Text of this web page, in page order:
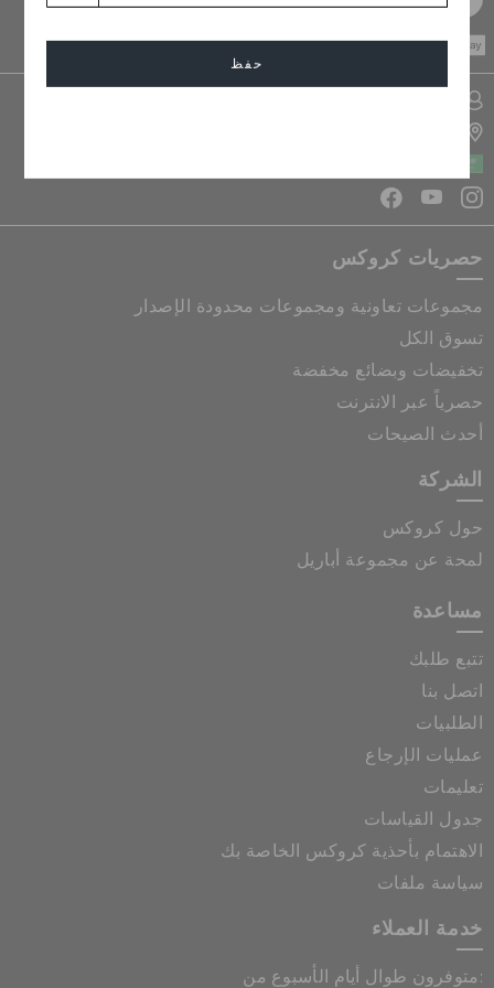
حفظ
CASH ON
حصريات كروكس
مجموعات تعاونية ومجموعات محدودة الإصدار
تسوق الكل
تخفيضات وبضائع مخفضة
حصرياً عبر الانترنت
أحدث الصيحات
الشركة
حول كروكس
لمحة عن مجموعة أباريل
مساعدة
تتبع طلبك
اتصل بنا
الطلبيات
عمليات الإرجاع
تعليمات
جدول القياسات
الاهتمام بأحذية كروكس الخاصة بك
سياسة ملفات
خدمة العملاء
متوفرون طوال أيام الأسبوع من: